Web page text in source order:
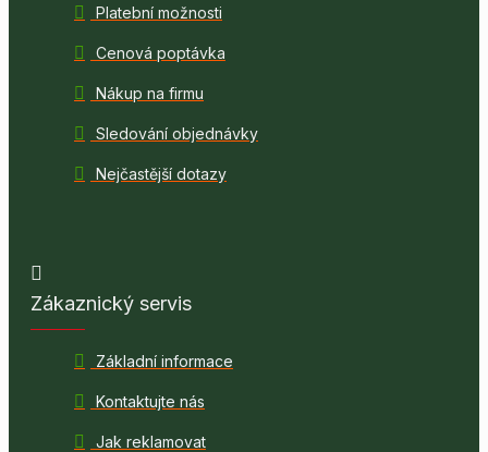
Platební možnosti
Cenová poptávka
Nákup na firmu
Sledování objednávky
Nejčastější dotazy
Zákaznický servis
Základní informace
Kontaktujte nás
Jak reklamovat